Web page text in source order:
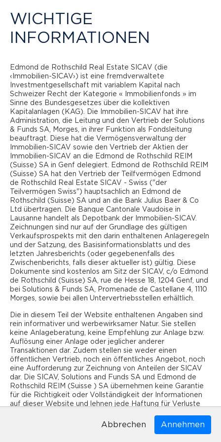
REAL ESTATE SICAV
STRATEGIE
Edmond de Rothschild Real Estate SICAV – Swiss
investiert in Immobilien innerhalb der ganzen Schweiz,
wobei der Schwerpunkt auf dem Romandie,
insbesondere dem Kanton Genf, liegt.
Die Anlagestrategie des Fonds zielt auf die
nachhaltige Erwirtschaftung von Mieterträgen aus den
gehaltenen Immobilien, ergänzt durch Kapitalgewinne
aus einer mehrwertorientierten Anlagestrategie ab.
Das Portfolio ist in erster Linie auf
Wohnliegenschaften ausgerichtet (65%), in zweiter
Priorität wird in Geschäftsliegenschaften investiert.
Die Strategie baut auf drei Anlagekategorien auf
Wohnliegenschaften: zentral gelegene Liegenschaften mit
nachhaltigen Mieterträgen und wenig Unterhaltsbedarf
sowie Neubauten in peripheren Regionen
Wohnliegenschaften mit Wertschöpfungspotenzial:
Nutzungsänderungen (von Geschäfts- zu Wohnflächen)
bzw. Beteiligung an Bauprojekten
Geschäftsliegenschaften: zentral gelegene Immobilien mit
langfristigen Mietverträgen und nachhaltigen Mieterträgen.
Die Grösse der einzelnen Objekte bewegt sich
zwischen CHF 5 Mio. und CHF 60 Mio. mit einer breiten
Streuung über 150 Objekte.
Der maximal erlaubte Fremdkapital (LTV) liegt bei 33%
und der Fonds bewegt sich in der Regel zwischen 20%
und 30%. Die Gläubiger sind gut diversifiziert, ebenso
WICHTIGE
INFORMATIONEN
Edmond de Rothschild Real Estate SICAV (die
‹Immobilien-SICAV›) ist eine fremdverwaltete
Investmentgesellschaft mit variablem Kapital nach
Schweizer Recht der Kategorie « Immobilienfonds » im
Sinne des Bundesgesetzes über die kollektiven
Kapitalanlagen (KAG). Die Immobilien-SICAV hat ihre
Administration, die Leitung und den Vertrieb der Solutions
& Funds SA, Morges, in ihrer Funktion als Fondsleitung
beauftragt. Diese hat die Vermögensverwaltung der
Immobilien-SICAV sowie den Vertrieb der Aktien der
Immobilien-SICAV an die Edmond de Rothschild REIM
(Suisse) SA in Genf delegiert. Edmond de Rothschild REIM
(Suisse) SA hat den Vertrieb der Teilfvermögen Edmond
de Rothschild Real Estate SICAV - Swiss ("der
Teilvermögen Swiss") hauptsachlich an Edmond de
Rothschild (Suisse) SA und an die Bank Julius Baer & Co
Ltd übertragen. Die Banque Cantonale Vaudoise in
Lausanne handelt als Depotbank der Immobilien-SICAV.
Zeichnungen sind nur auf der Grundlage des gültigen
Verkaufsprospekts mit den darin enthaltenen Anlageregeln
und der Satzung, des Basisinformationsblatts und des
letzten Jahresberichts (oder gegebenenfalls des
Zwischenberichts, falls dieser aktueller ist) gültig. Diese
Dokumente sind kostenlos am Sitz der SICAV, c/o Edmond
de Rothschild (Suisse) SA, rue de Hesse 18, 1204 Genf, und
bei Solutions & Funds SA, Promenade de Castellane 4, 1110
Morges, sowie bei allen Untervertriebsstellen erhältlich.
Die in diesem Teil der Website enthaltenen Angaben sind
rein informativer und werbewirksamer Natur. Sie stellen
keine Anlageberatung, keine Empfehlung zur Anlage bzw.
Auflösung einer Anlage oder jeglicher anderer
Transaktionen dar. Zudem stellen sie weder einen
öffentlichen Vertrieb, noch ein öffentliches Angebot, noch
eine Aufforderung zur Zeichnung von Anteilen der SICAV
dar. Die SICAV, Solutions and Funds SA und Edmond de
Rothschild REIM (Suisse ) SA übernehmen keine Garantie
für die Richtigkeit oder Vollständigkeit der Informationen
auf dieser Website und lehnen jede Haftung für Verluste
könnten. Die Informationen auf dieser Website geben die
Abbrechen